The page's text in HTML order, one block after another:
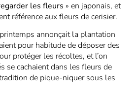
les fleurs » en japonais, et
référence aux fleurs de cerisier.
annonçait la plantation
pour habitude de déposer des
protéger les récoltes, et l’on
se cachaient dans les fleurs de
de pique-niquer sous les